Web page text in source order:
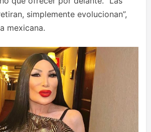
simplemente evolucionan”,
mexicana.